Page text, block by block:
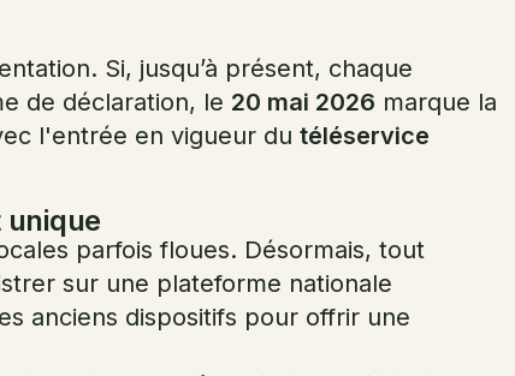
Si, jusqu’à présent, chaque
de déclaration, le 20 mai 2026 marque la
l'entrée en vigueur du téléservice
unique
parfois floues. Désormais, tout
sur une plateforme nationale
anciens dispositifs pour offrir une